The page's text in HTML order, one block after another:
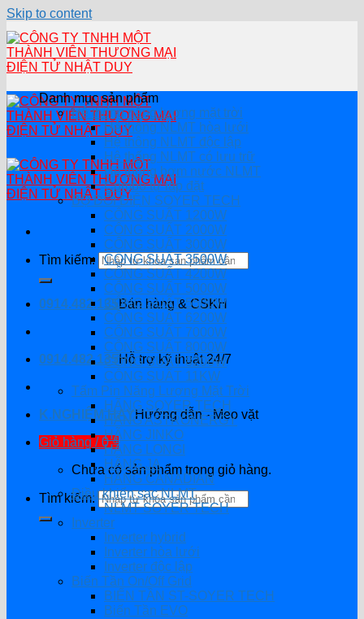
Skip to content
Tìm kiếm:
0914.482.135Bán hàng & CSKH
0914.482.135Hỗ trợ kỹ thuật 24/7
K.NGHIỆM HAYHướng dẫn - Mẹo vặt
Giỏ hàng /0₫
Chưa có sản phẩm trong giỏ hàng.
Tìm kiếm:
Danh mục sản phẩm
Hệ thống năng lượng mặt trời
Hệ thống NLMT hòa lưới
Hệ thông NLMT độc lập
Hệ thống NLMT có lưu trữ
Hệ thống bơm nước NLMT
Combo tự lắp đặt
BỘ ĐỔI ĐIỆN SOYER TECH
CÔNG SUẤT 1200W
CÔNG SUẤT 2000W
CÔNG SUẤT 3000W
CÔNG SUẤT 3500W
CÔNG SUẤT 4200W
CÔNG SUẤT 5000W
CÔNG SUẤT 5500W
CÔNG SUẤT 6200W
CÔNG SUẤT 7000W
CÔNG SUẤT 8000W
CÔNG SUẤT 8200W
CÔNG SUẤT 11KW
Tấm Pin Năng Lượng Mặt Trời
HÃNG SOYER TECH
HÃNG ASTRONERGY
HÃNG JINKO
HÃNG LONGI
HÃNG JA
HÃNG CANADIAN
Điều khiển sạc NLMT
NLMT SOYER TECH
Inverter
Inverter hybrid
Inverter hòa lưới
Inverter độc lập
Biến Tần On/Off Grid
BIẾN TẦN ST-SOYER TECH
Biến Tần EVO